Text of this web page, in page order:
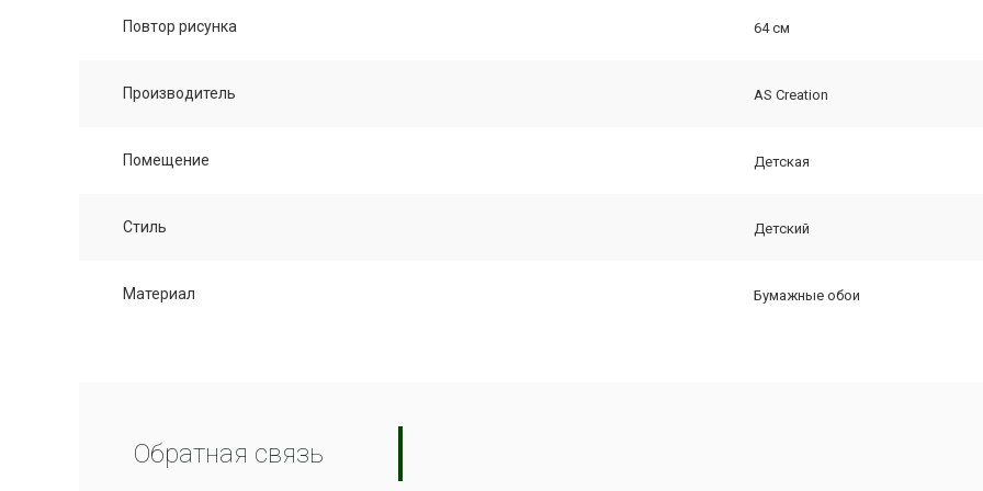
Повтор рисунка 64 см
Производитель AS Creation
Помещение Детская
Стиль Детский
Материал Бумажные обои
Обратная связь